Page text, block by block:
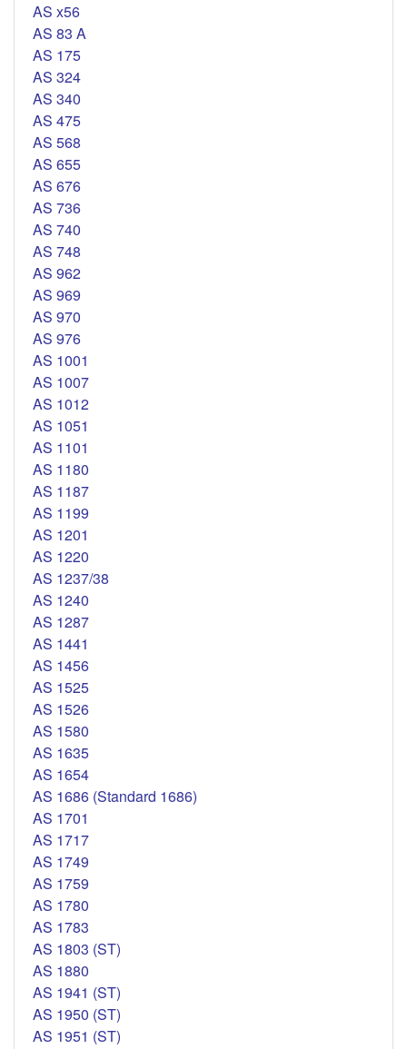
AS x56
AS 83 A
AS 175
AS 324
AS 340
AS 475
AS 568
AS 655
AS 676
AS 736
AS 740
AS 748
AS 962
AS 969
AS 970
AS 976
AS 1001
AS 1007
AS 1012
AS 1051
AS 1101
AS 1180
AS 1187
AS 1199
AS 1201
AS 1220
AS 1237/38
AS 1240
AS 1287
AS 1441
AS 1456
AS 1525
AS 1526
AS 1580
AS 1635
AS 1654
AS 1686 (Standard 1686)
AS 1701
AS 1717
AS 1749
AS 1759
AS 1780
AS 1783
AS 1803 (ST)
AS 1880
AS 1941 (ST)
AS 1950 (ST)
AS 1951 (ST)